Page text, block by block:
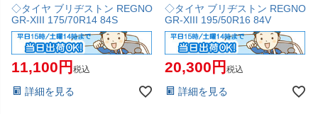
◇タイヤ ブリヂストン REGNO
GR-XIII 175/70R14 84S
11,100 税込
詳細を見る
◇タイヤ ブリヂストン REGNO
GR-XIII 195/50R16 84V
20,300 税込
詳細を見る